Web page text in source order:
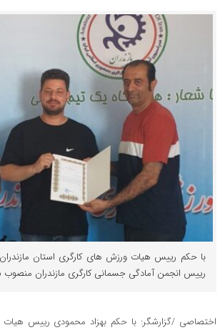
با حکم رییس هیات ورزش های کارگری استان
رییس انجمن آمادگی جسمانی کارگری مازندران
اختصاصی /گزارشگر: با حکم بهزاد محمودی رییس